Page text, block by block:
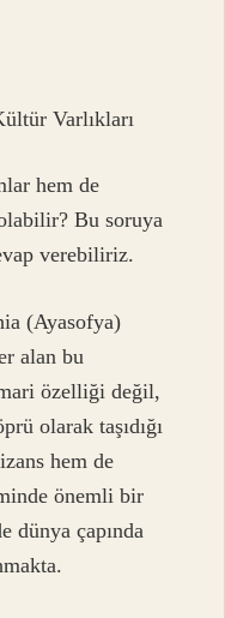
Varlıkları
hem de
Bu soruya
verebiliriz.
(Ayasofya)
alan bu
özelliği değil,
olarak taşıdığı
hem de
önemli bir
dünya çapında